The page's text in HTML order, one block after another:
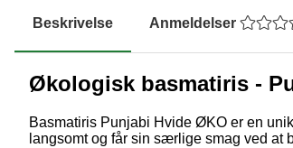
Beskrivelse Anmeldelser
Økologisk basmatiris -
Basmatiris Punjabi Hvide ØKO er en
langsomt og får sin særlige smag ved at